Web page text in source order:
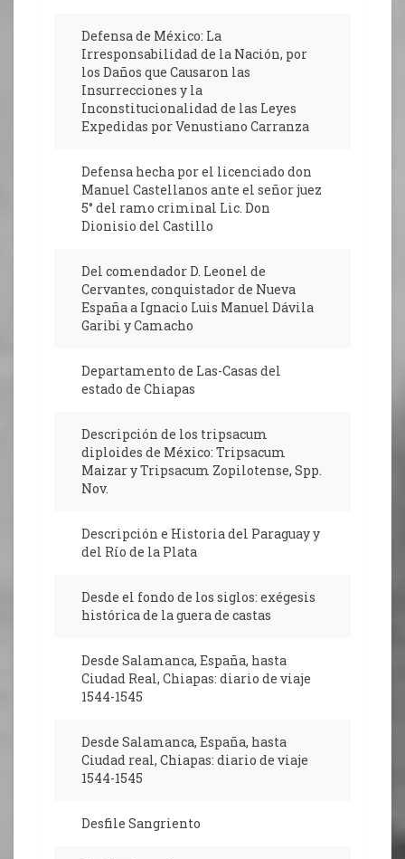
Defensa de México: La
Irresponsabilidad de la Nación, por
los Daños que Causaron las
Insurrecciones y la
Inconstitucionalidad de las Leyes
Expedidas por Venustiano Carranza
Defensa hecha por el licenciado don
Manuel Castellanos ante el señor juez
5° del ramo criminal Lic. Don
Dionisio del Castillo
Del comendador D. Leonel de
Cervantes, conquistador de Nueva
España a Ignacio Luis Manuel Dávila
Garibi y Camacho
Departamento de Las-Casas del
estado de Chiapas
Descripción de los tripsacum
diploides de México: Tripsacum
Maizar y Tripsacum Zopilotense, Spp.
Nov.
Descripción e Historia del Paraguay y
del Río de la Plata
Desde el fondo de los siglos: exégesis
histórica de la guera de castas
Desde Salamanca, España, hasta
Ciudad Real, Chiapas: diario de viaje
1544-1545
Desde Salamanca, España, hasta
Ciudad real, Chiapas: diario de viaje
1544-1545
Desfile Sangriento